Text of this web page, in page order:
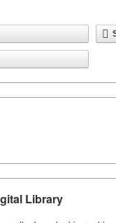
Library